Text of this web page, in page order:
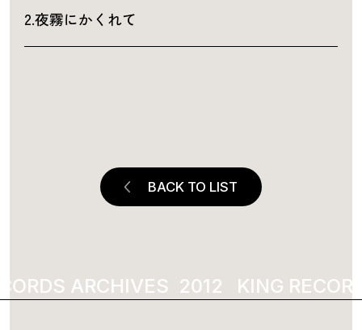
2.夜霧にかくれて
BACK TO LIST
ARCHIVES 1 KING